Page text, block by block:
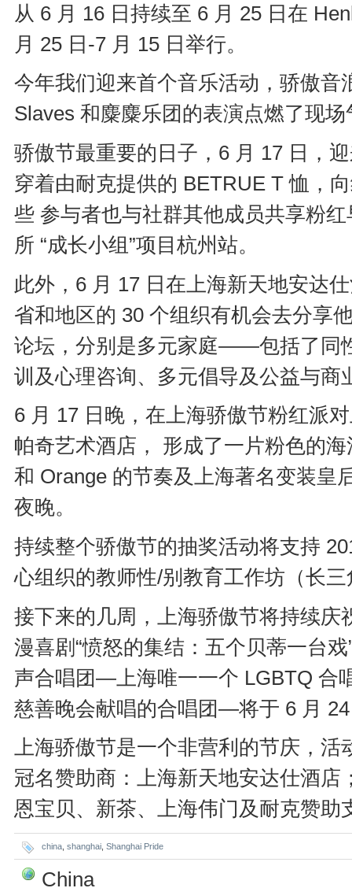
从 6 月 16 日持续至 6 月 25 日在
月 25 日-7 月 15 日举行。
今年我们迎来首个音乐活动，骄傲音
Slaves 和麋麋乐团的表演点燃了现
骄傲节最重要的日子，6 月 17 日，
穿着由耐克提供的 BETRUE T 恤，
些 参与者也与社群其他成员共享粉
所 “成长小组”项目杭州站。
此外，6 月 17 日在上海新天地安达
省和地区的 30 个组织有机会去分享
论坛，分别是多元家庭——包括了同
训及心理咨询、多元倡导及公益与商
6 月 17 日晚，在上海骄傲节粉红派
帕奇艺术酒店， 形成了一片粉色的
和 Orange 的节奏及上海著名变装皇
夜晚。
持续整个骄傲节的抽奖活动将支持
心组织的教师性/别教育工作坊（长
接下来的几周，上海骄傲节将持续庆
漫喜剧“愤怒的集结：五个贝蒂一台
声合唱团—上海唯一一个 LGBTQ 合
慈善晚会献唱的合唱团—将于 6 月
上海骄傲节是一个非营利的节庆，
冠名赞助商：上海新天地安达仕酒
恩宝贝、新茶、上海伟门及耐克赞助
china shanghai Shanghai Pride
China